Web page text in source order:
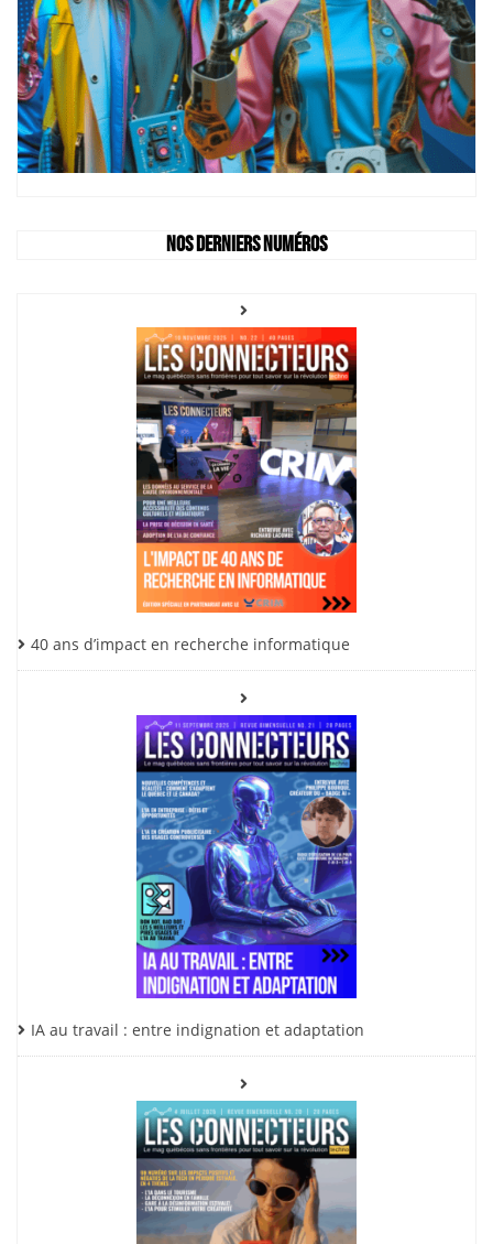
Nos derniers numéros
40 ans d’impact en recherche informatique
IA au travail : entre indignation et adaptation